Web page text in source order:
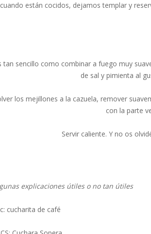
cuando están cocidos, dejamos templar y
tan sencillo como combinar a fuego muy
de sal y pimienta al
los mejillones a la cazuela, remover
con la parte
Servir caliente. Y no os
explicaciones útiles o no tan útiles
cucharita de café